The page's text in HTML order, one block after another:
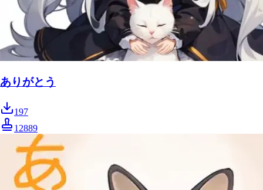
ありがとう
197
12889